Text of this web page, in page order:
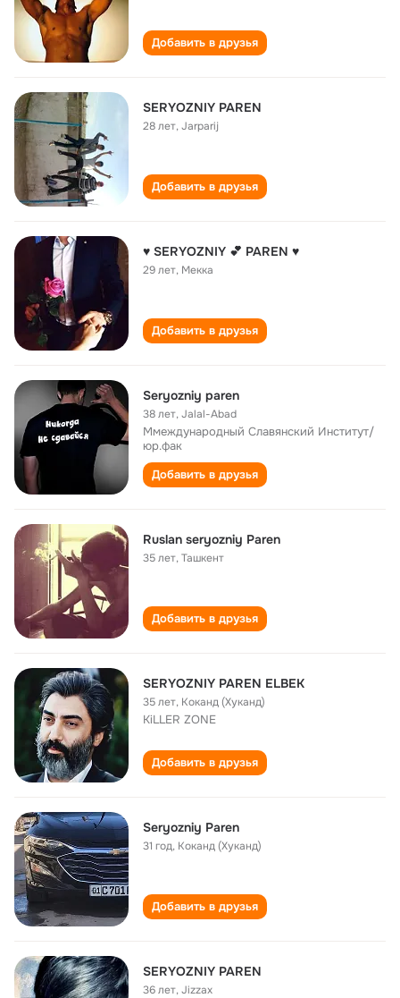
Добавить в друзья
SERYOZNIY PAREN
28 лет,Jarparij
Добавить в друзья
♥ SERYOZNIY 💕 PAREN ♥
29 лет, Мекка
Добавить в друзья
Seryozniy paren
38 лет,Jalal-Abad
Ммеждународный Славянский Институт/
юр.фак
Добавить в друзья
Ruslan seryozniy Paren
35 лет,Ташкент
Добавить в друзья
SERYOZNIY PAREN ELBEK
35 лет, Коканд (Хуканд)
KiLLER ZONE
Добавить в друзья
Seryozniy Paren
31 год, Коканд (Хуканд)
Добавить в друзья
SERYOZNIY PAREN
36 лет,Jizzax